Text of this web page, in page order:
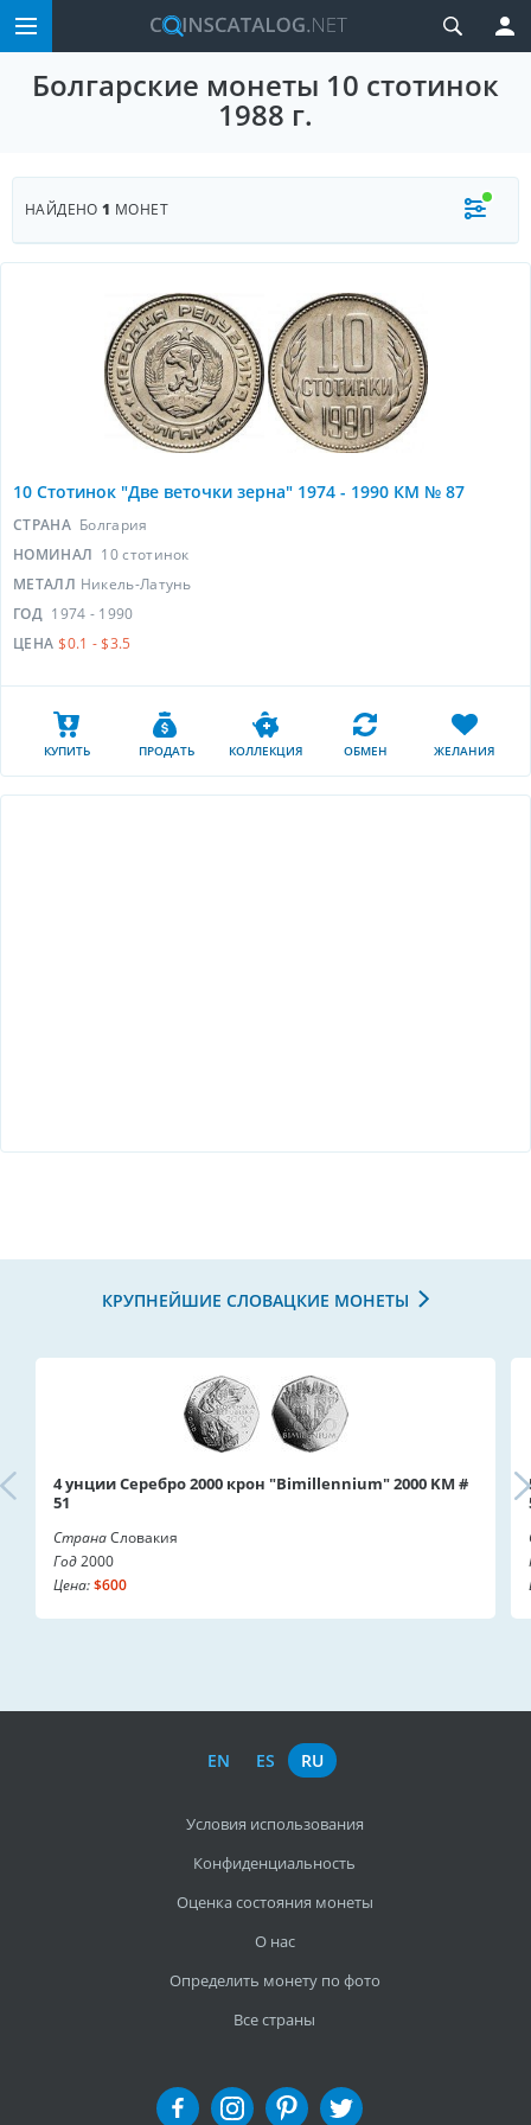
Болгарские монеты 10 стотинок
1988 г.
НАЙДЕНО1 МОНЕТ
10 Стотинок "Две веточки зерна" 1974 - 1990 КМ № 87
СТРАНА Болгария
НОМИНАЛ 10 стотинок
МЕТАЛЛ Никель-Латунь
ГОД 1974 - 1990
ЦЕНА $0.1 - $3.5
КУПИТЬ ПРОДАТЬ КОЛЛЕКЦИЯ ОБМЕН ЖЕЛАНИЯ
КРУПНЕЙШИЕ СЛОВАЦКИЕ МОНЕТЫ
4 унции Серебро 2000 крон "Bimillennium" 2000 KM #
51
СтранаСловакия
Год2000
Цена:$600
EN ES RU
Условия использования
Конфиденциальность
Оценка состояния монеты
О нас
Определить монету по фото
Все страны